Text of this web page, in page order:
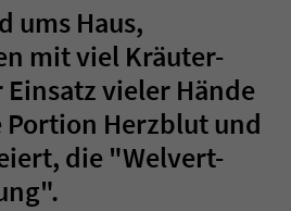
ums Haus,
mit viel Kräuter-
vieler Hände
Herzblut und
die "Welvert-